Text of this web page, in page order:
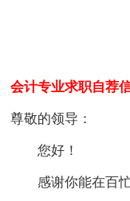
会计专业求职自荐
尊敬的领导：
您好！
感谢你能在百忙